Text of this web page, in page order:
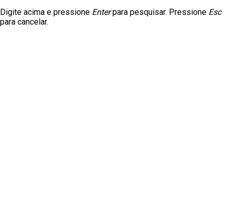
Digite acima e pressione Enterpara pesquisar. Pressione Esc
para cancelar.